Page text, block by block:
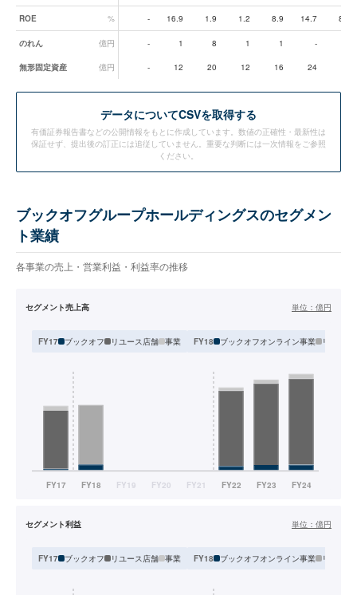
ROE % - 16.9 1.9 1.2 8.9 14.7 8.4
のれん 億円 - 1 8 1 1 -
無形固定資産 億円 - 12 20 12 16 24
データについてCSVを取得する
有価証券報告書などの公開情報をもとに作成しています。数値の正確性・最新性は
保証せず、提出後の訂正には追従していません。重要な判断には一次情報をご参照
ください。
ブックオフグループホールディングスのセグメン
ト業績
各事業の売上・営業利益・利益率の推移
セグメント売上高 単位： 億円
FY17 ブックオフ リユース店舗 事業 FY18 ブックオフオンライン事業 リユース
セグメント利益 単位： 億円
FY17 ブックオフ リユース店舗 事業 FY18 ブックオフオンライン事業 リユース